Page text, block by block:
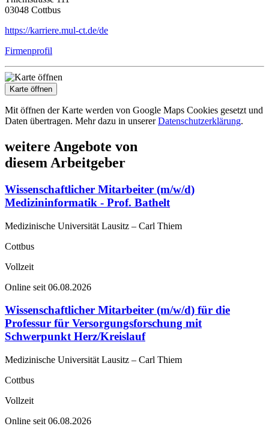
03048 Cottbus
https://karriere.mul-ct.de/de
Firmenprofil
Karte öffnen
Mit öffnen der Karte werden von Google Maps Cookies gesetzt und
Daten übertragen. Mehr dazu in unsererDatenschutzerklärung.
weitere Angebote von
diesem Arbeitgeber
Wissenschaftlicher Mitarbeiter (m/w/d)
Medizininformatik - Prof. Bathelt
Medizinische Universität Lausitz – Carl Thiem
Cottbus
Vollzeit
Online seit 06.08.2026
Wissenschaftlicher Mitarbeiter (m/w/d) für die
Professur für Versorgungsforschung mit
Schwerpunkt Herz/Kreislauf
Medizinische Universität Lausitz – Carl Thiem
Cottbus
Vollzeit
Online seit 06.08.2026